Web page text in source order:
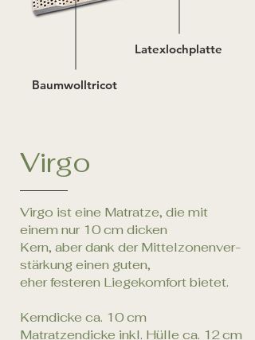
Baumwolltricot
Latexlochplatte
Virgo
Virgo ist eine Matratze, die mit
einem nur 10 cm dicken
Kern, aber dank der Mittelzonenver­
stärkung einen guten,
eher festeren Liegekomfort bietet.
Kerndicke ca. 10 cm
Matratzendicke inkl. Hülle ca. 12 cm